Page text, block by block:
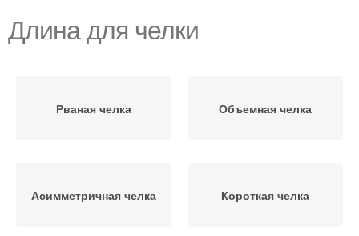
Длина для челки
Рваная челка Объемная челка
Асимметричная челка Короткая челка